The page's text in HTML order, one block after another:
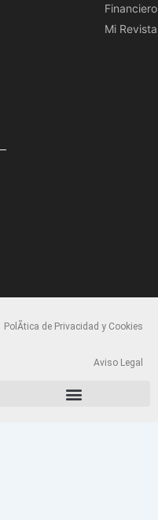
Financiero
Mi Revista
PolÃ­tica de Privacidad y Cookies
Aviso Legal